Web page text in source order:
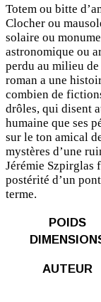
Totem ou bitte
Clocher ou
solaire ou
astronomique ou
perdu au milieu
roman a une
combien de
drôles, qui disent
humaine que ses
sur le ton amical
mystères d’une
Jérémie Szpirglas
postérité d’un
terme.
POIDS
AUTEUR